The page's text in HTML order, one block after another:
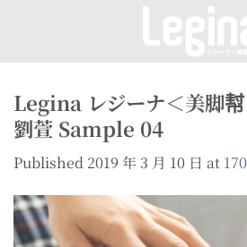
Legina レジーナ＜美脚
劉萱 Sample 04
Published 2019 年 3 月 10 日 at